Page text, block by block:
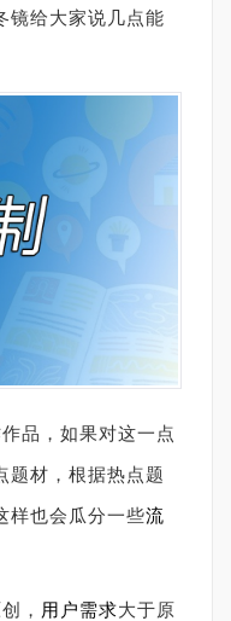
镜给大家说几点能
品，如果对这一点
题材，根据热点题
样也会瓜分一些流
， 用户需求大于原